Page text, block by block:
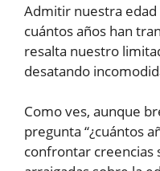
Admitir nuestra
cuántos años han
resalta nuestro
desatando
Como ves, aunque
pregunta “¿cuántos
confrontar creencias